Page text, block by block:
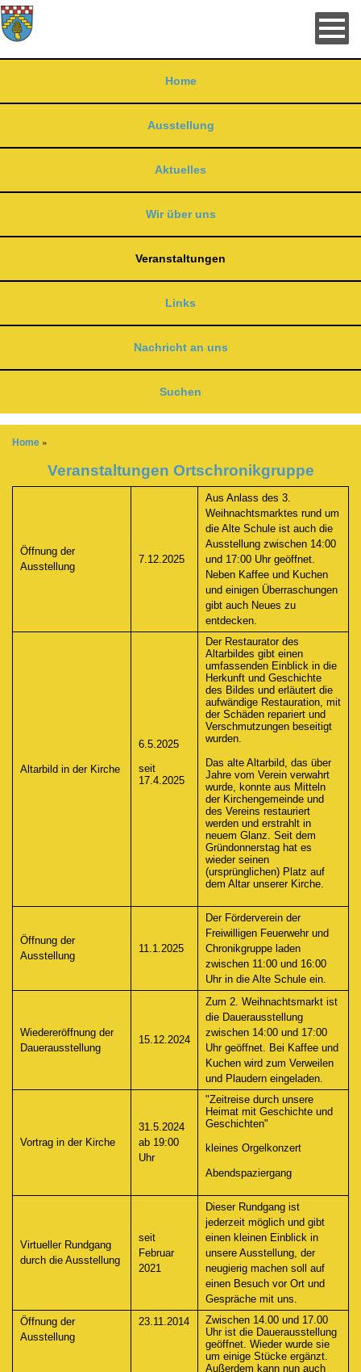
content
Home
Ausstellung
Aktuelles
Wir über uns
Veranstaltungen
Links
Nachricht an uns
Suchen
Breadcrumb
Home
Veranstaltungen Ortschronikgruppe
Öffnung der
Ausstellung
7.12.2025
Aus Anlass des 3.
Weihnachtsmarktes rund um
die Alte Schule ist auch die
Ausstellung zwischen 14:00
und 17:00 Uhr geöffnet.
Neben Kaffee und Kuchen
und einigen Überraschungen
gibt auch Neues zu
entdecken.
Altarbild in der Kirche
6.5.2025
seit
17.4.2025
Der Restaurator des
Altarbildes gibt einen
umfassenden Einblick in die
Herkunft und Geschichte
des Bildes und erläutert die
aufwändige Restauration, mit
der Schäden repariert und
Verschmutzungen beseitigt
wurden.
Das alte Altarbild, das über
Jahre vom Verein verwahrt
wurde, konnte aus Mitteln
der Kirchengemeinde und
des Vereins restauriert
werden und erstrahlt in
neuem Glanz. Seit dem
Gründonnerstag hat es
wieder seinen
(ursprünglichen) Platz auf
dem Altar unserer Kirche.
Öffnung der
Ausstellung
11.1.2025
Der Förderverein der
Freiwilligen Feuerwehr und
Chronikgruppe laden
zwischen 11:00 und 16:00
Uhr in die Alte Schule ein.
Wiedereröffnung der
Dauerausstellung
15.12.2024
Zum 2. Weihnachtsmarkt ist
die Dauerausstellung
zwischen 14:00 und 17:00
Uhr geöffnet. Bei Kaffee und
Kuchen wird zum Verweilen
und Plaudern eingeladen.
Vortrag in der Kirche
31.5.2024
ab 19:00
Uhr
"Zeitreise durch unsere
Heimat mit Geschichte und
Geschichten"
kleines Orgelkonzert
Abendspaziergang
Virtueller Rundgang
durch die Ausstellung
seit
Februar
2021
Dieser Rundgang ist
jederzeit möglich und gibt
einen kleinen Einblick in
unsere Ausstellung, der
neugierig machen soll auf
einen Besuch vor Ort und
Gespräche mit uns.
Öffnung der
Ausstellung
23.11.2014
Zwischen 14.00 und 17.00
Uhr ist die Dauerausstellung
geöffnet. Wieder wurde sie
um einige Stücke ergänzt.
Außerdem kann nun auch